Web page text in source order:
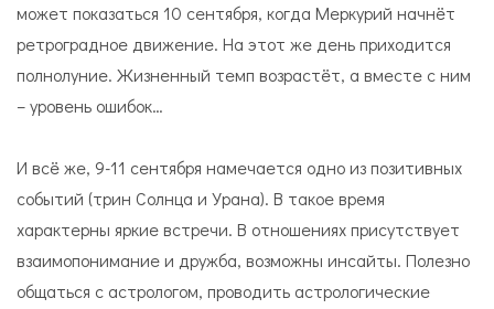
может показаться 10 сентября, когда Меркурий начнёт
ретроградное движение. На этот же день приходится
полнолуние. Жизненный темп возрастёт, а вместе с ним
– уровень ошибок…
И всё же, 9-11 сентября намечается одно из позитивных
событий (трин Солнца и Урана). В такое время
характерны яркие встречи. В отношениях присутствует
взаимопонимание и дружба, возможны инсайты. Полезно
общаться с астрологом, проводить астрологические